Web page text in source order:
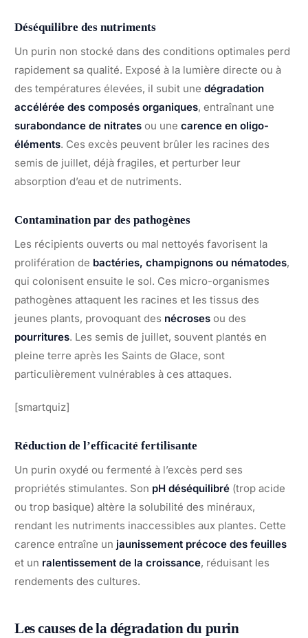
Déséquilibre des nutriments
Un purin non stocké dans des conditions optimales perd
rapidement sa qualité. Exposé à la lumière directe ou à
des températures élevées, il subit une dégradation
accélérée des composés organiques, entraînant une
surabondance de nitrates ou une carence en oligo-
éléments. Ces excès peuvent brûler les racines des
semis de juillet, déjà fragiles, et perturber leur
absorption d’eau et de nutriments.
Contamination par des pathogènes
Les récipients ouverts ou mal nettoyés favorisent la
prolifération de bactéries, champignons ou nématodes,
qui colonisent ensuite le sol. Ces micro-organismes
pathogènes attaquent les racines et les tissus des
jeunes plants, provoquant des nécroses ou des
pourritures. Les semis de juillet, souvent plantés en
pleine terre après les Saints de Glace, sont
particulièrement vulnérables à ces attaques.
[smartquiz]
Réduction de l’efficacité fertilisante
Un purin oxydé ou fermenté à l’excès perd ses
propriétés stimulantes. Son pH déséquilibré (trop acide
ou trop basique) altère la solubilité des minéraux,
rendant les nutriments inaccessibles aux plantes. Cette
carence entraîne un jaunissement précoce des feuilles
et un ralentissement de la croissance, réduisant les
rendements des cultures.
Les causes de la dégradation du purin